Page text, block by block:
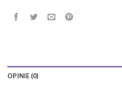
OPINIE (0)